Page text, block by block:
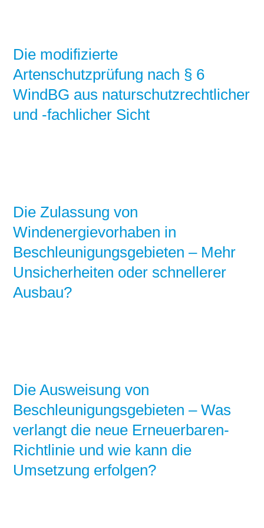
Die modifizierte
Artenschutzprüfung nach § 6
WindBG aus naturschutzrechtlicher
und -fachlicher Sicht
Die Zulassung von
Windenergievorhaben in
Beschleunigungsgebieten – Mehr
Unsicherheiten oder schnellerer
Ausbau?
Die Ausweisung von
Beschleunigungsgebieten – Was
verlangt die neue Erneuerbaren-
Richtlinie und wie kann die
Umsetzung erfolgen?